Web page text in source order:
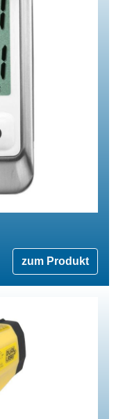
zum Produkt